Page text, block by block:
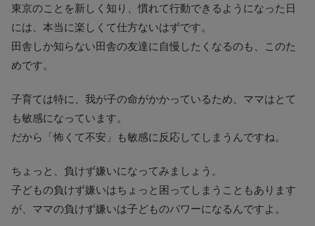
東京のことを新しく知り、慣れて行動できるようになった日
には、本当に楽しくて仕方ないはずです。
田舎しか知らない田舎の友達に自慢したくなるのも、このた
めです。
子育ては特に、我が子の命がかかっているため、ママはとて
も敏感になっています。
だから「怖くて不安」も敏感に反応してしまうんですね。
ちょっと、負けず嫌いになってみましょう。
子どもの負けず嫌いはちょっと困ってしまうこともあります
が、ママの負けず嫌いは子どものパワーになるんですよ。